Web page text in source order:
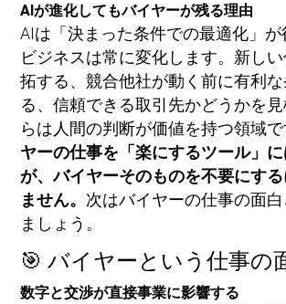
AIが進化してもバイヤーが残る理由
AIは「決まった条件での最適化」が
ビジネスは常に変化します。新し
拓する、競合他社が動く前に有利
る、信頼できる取引先かどうかを
らは人間の判断が価値を持つ領域
ヤーの仕事を「楽にするツール」
が、バイヤーそのものを不要にす
ません。 次はバイヤーの仕事の面
ましょう。
🎯 バイヤーという仕事の
数字と交渉が直接事業に影響する